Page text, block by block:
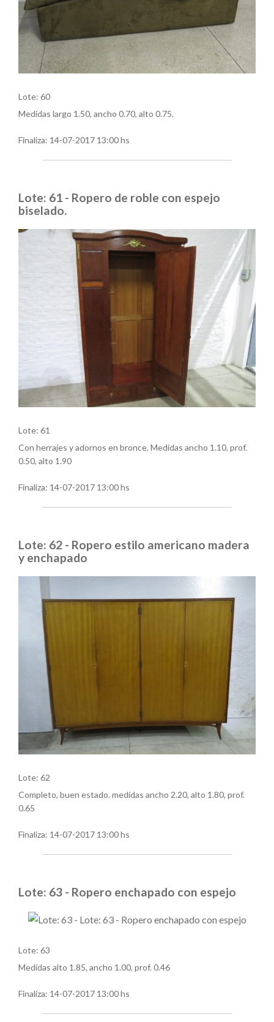
Lote: 60
Medidas largo 1.50, ancho 0.70, alto 0.75.
Finaliza: 14-07-2017 13:00 hs
Lote: 61 - Ropero de roble con espejo
biselado.
Lote: 61
Con herrajes y adornos en bronce. Medidas ancho 1.10, prof.
0.50, alto 1.90
Finaliza: 14-07-2017 13:00 hs
Lote: 62 - Ropero estilo americano madera
y enchapado
Lote: 62
Completo, buen estado. medidas ancho 2.20, alto 1.80, prof.
0.65
Finaliza: 14-07-2017 13:00 hs
Lote: 63 - Ropero enchapado con espejo
Lote: 63
Medidas alto 1.85, ancho 1.00, prof. 0.46
Finaliza: 14-07-2017 13:00 hs